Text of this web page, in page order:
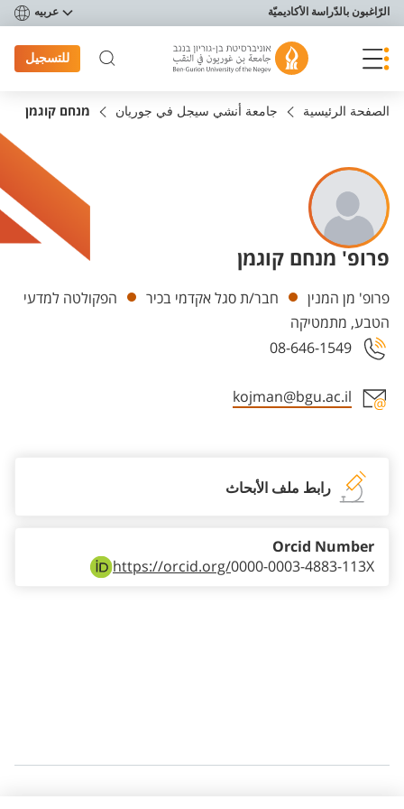
תפריט נגישות
الرّاغبون بالدّراسة الأكاديميّة عربيه
للتسجيل
الصفحة الرئيسية جامعة أنشي سيجل في جوريان מנחם קוגמן
פרופ' מנחם קוגמן
Departments
פרופ' מן המנין חבר/ת סגל אקדמי בכיר
הפקולטה למדעי
הטבע, מתמטיקה
08-646-1549
kojman@bgu.ac.il
رابط ملف الأبحاث
https://orcid.org/0000-0003-4883-113X
Orcid Number